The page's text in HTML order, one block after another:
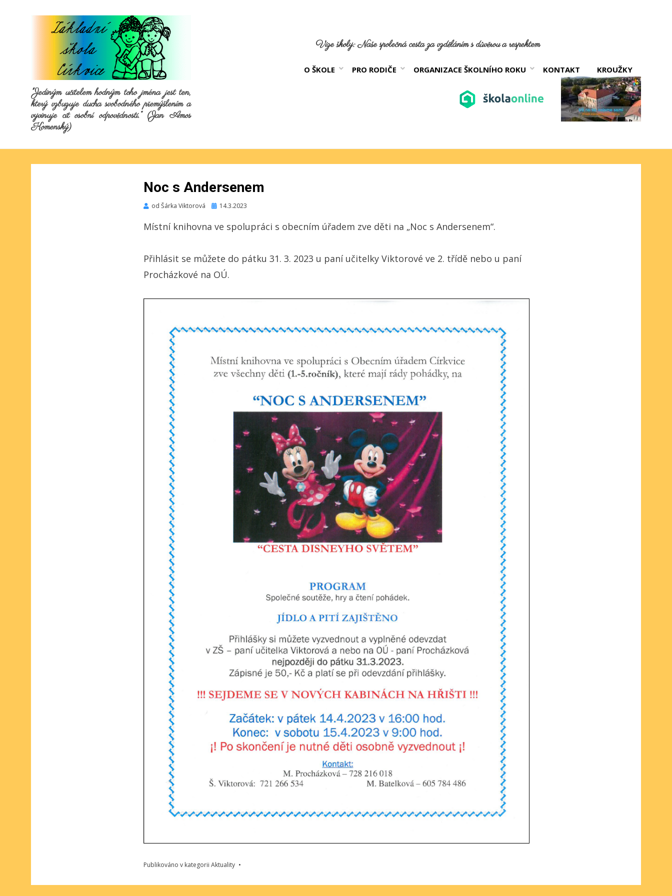
"Jediným učitelem hodným toho jména jest ten,
který vzbuzuje ducha svobodného přemýšlením a
vyvinuje cit osobní odpovědnosti.“ (Jan Amos
Komenský)
Vize školy: Naše společná cesta za vzděláním s důvěrou a respektem
O ŠKOLE PRO RODIČE ORGANIZACE ŠKOLNÍHO ROKU KONTAKT KROUŽKY
Noc s Andersenem
od Šárka Viktorová Publikováno
14.3.2023
Místní knihovna ve spolupráci s obecním úřadem zve děti na „Noc s Andersenem“.
Přihlásit se můžete do pátku 31. 3. 2023 u paní učitelky Viktorové ve 2. třídě nebo u paní
Procházkové na OÚ.
Publikováno v kategorii Aktuality